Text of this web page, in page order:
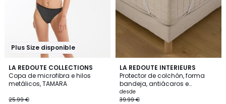
descuento
aplicado.
Plus Size disponible
LA REDOUTE COLLECTIONS
Copa de microfibra e hilos
metálicos, TAMARA
25.99 €
2
Colores
LA REDOUTE INTERIEURS
Protector de colchón, forma
bandeja, antiácaros e
impermeable
desde
39.99 €
4,4
/ 5